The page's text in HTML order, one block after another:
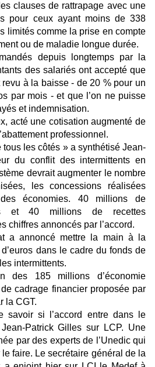
clauses de rattrapage avec une
pour ceux ayant moins de 338
limités comme la prise en compte
ou de maladie longue durée.
depuis longtemps par la
des salariés ont accepté que
à la baisse - de 20 % pour un
par mois - et que l’on ne puisse
et indemnisation.
acté une cotisation augmenté de
professionnel.
tous les côtés » a synthétisé Jean-
du conflit des intermittents en
devrait augmenter le nombre
les concessions réalisées
économies. 40 millions de
et 40 millions de recettes
chiffres annoncés par l’accord.
a annoncé mettre la main à la
dans le cadre du fonds de
intermittents.
des 185 millions d’économie
cadrage financier proposée par
la CGT.
savoir si l’accord entre dans le
Patrick Gilles sur LCP. Une
par des experts de l’Unedic qui
faire. Le secrétaire général de la